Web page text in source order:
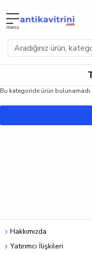
Bu kategoride ürün bulunamadı.
Hakkımızda
Yatırımcı İlişkileri